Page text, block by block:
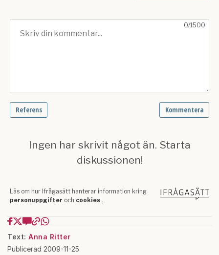
Text: Anna Ritter
Publicerad 2009-11-25